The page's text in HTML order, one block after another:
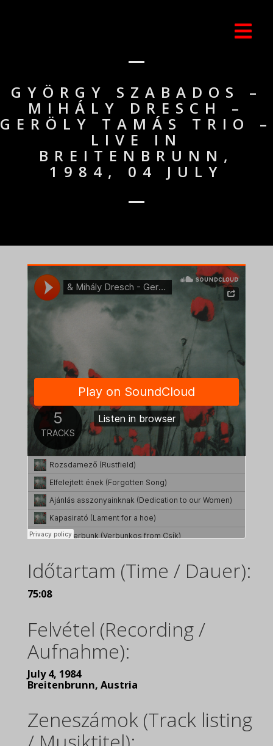
GYÖRGY SZABADOS –
MIHÁLY DRESCH –
GERÖLY TAMÁS TRIO –
LIVE IN
BREITENBRUNN,
1984, 04 JULY
Időtartam (Time / Dauer):
75:08
Felvétel (Recording /
Aufnahme):
July 4, 1984
Breitenbrunn, Austria
Zeneszámok (Track listing